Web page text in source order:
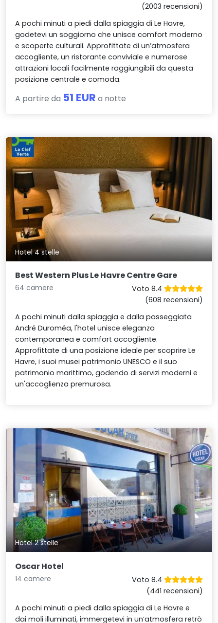
(2003 recensioni)
A pochi minuti a piedi dalla spiaggia di Le Havre,
godetevi un soggiorno che unisce comfort moderno
e scoperte culturali. Approfittate di un’atmosfera
accogliente, un ristorante conviviale e numerose
attrazioni locali facilmente raggiungibili da questa
posizione centrale e comoda.
A partire da 51 EUR a notte
Hotel 4 stelle
Best Western Plus Le Havre Centre Gare
64 camere
Voto 8.4
(608 recensioni)
A pochi minuti dalla spiaggia e dalla passeggiata
André Duroméa, l'hotel unisce eleganza
contemporanea e comfort accogliente.
Approfittate di una posizione ideale per scoprire Le
Havre, i suoi musei patrimonio UNESCO e il suo
patrimonio marittimo, godendo di servizi moderni e
un'accoglienza premurosa.
Hotel 2 stelle
Oscar Hotel
14 camere
Voto 8.4
(441 recensioni)
A pochi minuti a piedi dalla spiaggia di Le Havre e
dai moli illuminati, immergetevi in un’atmosfera retrò